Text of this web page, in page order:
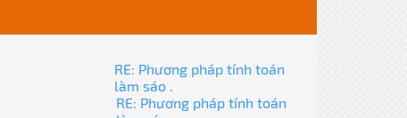
RE: Phương pháp tính toán
làm sáo .
RE: Phương pháp tính toán